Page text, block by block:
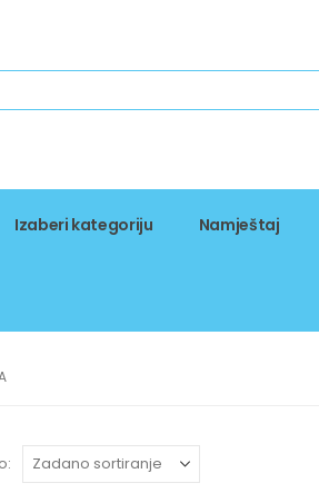
Izaberi kategoriju Namještaj